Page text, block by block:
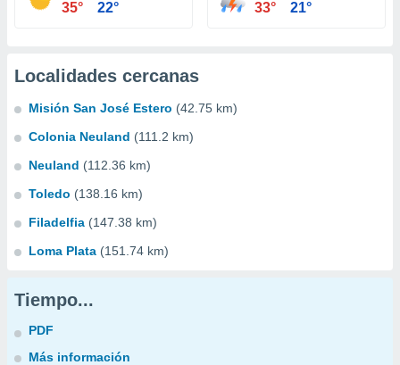
35° 22° 33° 21°
Localidades cercanas
Misión San José Estero (42.75 km)
Colonia Neuland (111.2 km)
Neuland (112.36 km)
Toledo (138.16 km)
Filadelfia (147.38 km)
Loma Plata (151.74 km)
Tiempo...
PDF
Más información